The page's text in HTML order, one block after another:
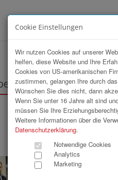
BBRZ GRUPPE
« 1
Cookie Einstellungen
Wir nutzen Cookies auf unserer
helfen, diese Website und Ihre
Cookies von US-amerikanischen
zustimmen, gelangen Ihre durch
Wünschen Sie dies nicht, dann
Wenn Sie unter 16 Jahre alt sind
müssen Sie Ihre
Weitere Informationen über die
Datenschutzerklärung.
Notwendige Cookies
Analytics
Marketing